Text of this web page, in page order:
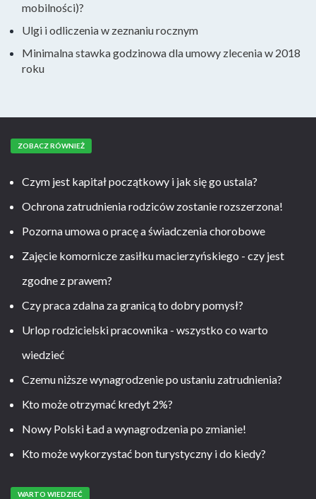
mobilności)?
Ulgi i odliczenia w zeznaniu rocznym
Minimalna stawka godzinowa dla umowy zlecenia w 2018
roku
ZOBACZ RÓWNIEŻ
Czym jest kapitał początkowy i jak się go ustala?
Ochrona zatrudnienia rodziców zostanie rozszerzona!
Pozorna umowa o pracę a świadczenia chorobowe
Zajęcie komornicze zasiłku macierzyńskiego - czy jest
zgodne z prawem?
Czy praca zdalna za granicą to dobry pomysł?
Urlop rodzicielski pracownika - wszystko co warto
wiedzieć
Czemu niższe wynagrodzenie po ustaniu zatrudnienia?
Kto może otrzymać kredyt 2%?
Nowy Polski Ład a wynagrodzenia po zmianie!
Kto może wykorzystać bon turystyczny i do kiedy?
WARTO WIEDZIEĆ